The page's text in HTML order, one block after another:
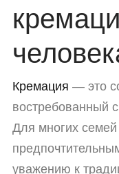
Кремация — это
востребованный
Для многих семей
уважению к